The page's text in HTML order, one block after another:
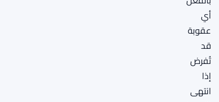
أي
عقوبة
قد
تُفرض
إذا
انتهى